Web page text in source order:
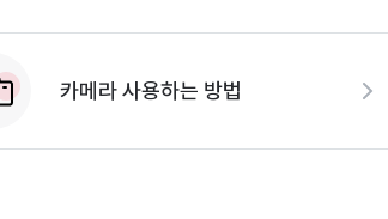
카메라 사용하는 방법